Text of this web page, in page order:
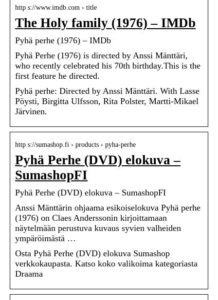
http s://www.imdb.com › title
The Holy family (1976) – IMDb
Pyhä perhe (1976) – IMDb
Pyhä Perhe (1976) is directed by Anssi Mänttäri,
who recently celebrated his 70th birthday.This is the
first feature he directed.
Pyhä perhe: Directed by Anssi Mänttäri. With Lasse
Pöysti, Birgitta Ulfsson, Rita Polster, Martti-Mikael
Järvinen.
http s://sumashop.fi › products › pyha-perhe
Pyhä Perhe (DVD) elokuva –
SumashopFI
Pyhä Perhe (DVD) elokuva – SumashopFI
Anssi Mänttärin ohjaama esikoiselokuva Pyhä perhe
(1976) on Claes Anderssonin kirjoittamaan
näytelmään perustuva kuvaus syvien valheiden
ympäröimästä …
Osta Pyhä Perhe (DVD) elokuva Sumashop
verkkokaupasta. Katso koko valikoima kategoriasta
Draama